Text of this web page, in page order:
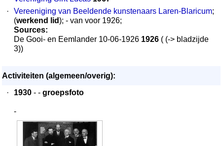
·
Vereeniging van Beeldende kunstenaars Laren-Blaricum;
(werkend lid); - van voor 1926;
Sources:
De Gooi- en Eemlander 10-06-1926 1926 ( (-> bladzijde
3))
Activiteiten (algemeen/overig):
·
1930 - - groepsfoto
-